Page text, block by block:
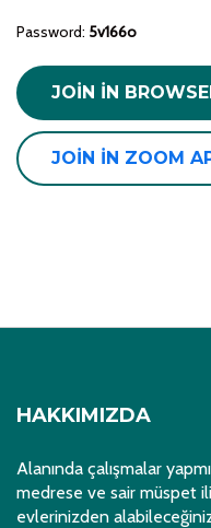
Password: 5v166o
JOIN IN
JOIN IN ZOOM
HAKKIMIZDA
Alanında çalışmalar
medrese ve sair müspet
evlerinizden